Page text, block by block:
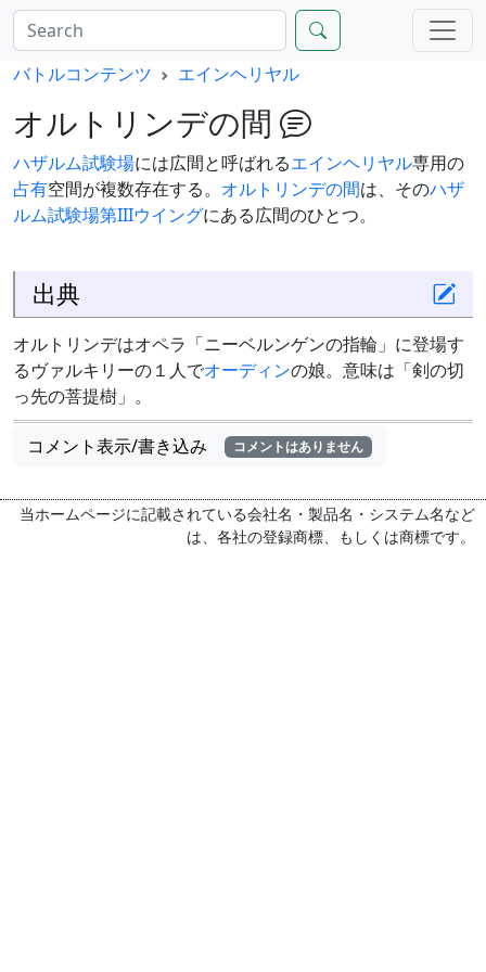
バトルコンテンツ エインヘリヤル
オルトリンデの間
ハザルム試験場には広間と呼ばれるエインヘリヤル専用の
占有空間が複数存在する。 オルトリンデの間は、そのハザ
ルム試験場第IIIウイングにある広間のひとつ。
出典
オルトリンデはオペラ「ニーベルンゲンの指輪」に登場す
るヴァルキリーの１人でオーディンの娘。意味は「剣の切
っ先の菩提樹」。
コメント表示/書き込み コメントはありません
当ホームページに記載されている会社名・製品名・システム名など
は、各社の登録商標、もしくは商標です。